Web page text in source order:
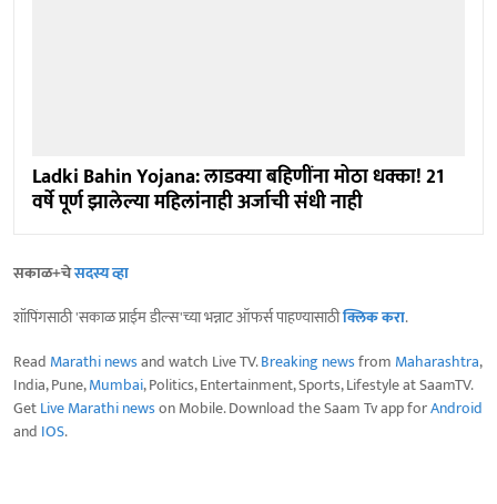
Ladki Bahin Yojana: लाडक्या बहि‍णींना मोठा धक्का! 21
वर्षे पूर्ण झालेल्या महिलांनाही अर्जाची संधी नाही
सकाळ+चेसदस्य व्हा
शॉपिंगसाठी 'सकाळ प्राईम डील्स'च्या भन्नाट ऑफर्स पाहण्यासाठीक्लिक करा.
Read Marathi newsand watch Live TV.Breaking newsfrom Maharashtra,
India, Pune,Mumbai, Politics, Entertainment, Sports, Lifestyle at SaamTV.
GetLive Marathi newson Mobile. Download the Saam Tv app forAndroid
and IOS.